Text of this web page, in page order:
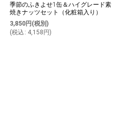
季節のふきよせ1缶＆ハイグレード素
焼きナッツセット（化粧箱入り）
3,850円 (税別)
(税込 : 4,158 円)